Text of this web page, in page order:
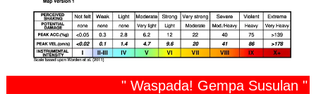
" Waspada! Gempa Susulan "